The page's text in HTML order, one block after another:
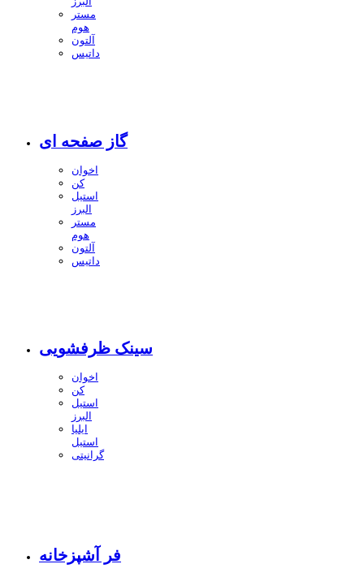
مستر
هوم
آلتون
داتیس
گاز صفحه ای
اخوان
کن
استیل
البرز
مستر
هوم
آلتون
داتیس
سینک ظرفشویی
اخوان
کن
استیل
البرز
ایلیا
استیل
گرانیتی
فر آشپزخانه